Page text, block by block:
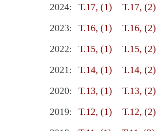
2024:
Т.17, (1) Т.17, (2)
2023:
Т.16, (1) Т.16, (2)
2022:
Т.15, (1) Т.15, (2)
2021:
Т.14, (1) Т.14, (2)
2020:
Т.13, (1) Т.13, (2)
2019:
Т.12, (1) Т.12, (2)